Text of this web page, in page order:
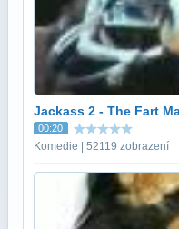
Jackass 2 - The Fart
00:20
Komedie | 52119 zobrazení